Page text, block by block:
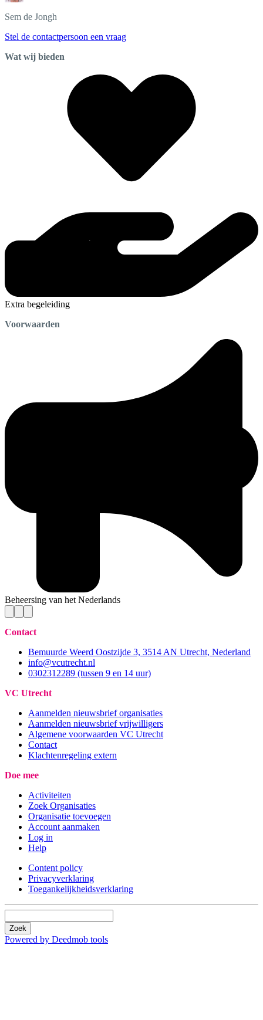
Sem de Jongh
Stel de contactpersoon een vraag
Wat wij bieden
Extra begeleiding
Voorwaarden
Beheersing van het Nederlands
Contact
Bemuurde Weerd Oostzijde 3, 3514 AN Utrecht, Nederland
info@vcutrecht.nl
0302312289 (tussen 9 en 14 uur)
VC Utrecht
Aanmelden nieuwsbrief organisaties
Aanmelden nieuwsbrief vrijwilligers
Algemene voorwaarden VC Utrecht
Contact
Klachtenregeling extern
Doe mee
Activiteiten
Zoek Organisaties
Organisatie toevoegen
Account aanmaken
Log in
Help
Content policy
Privacyverklaring
Toegankelijkheidsverklaring
Zoek
Powered by Deedmob tools